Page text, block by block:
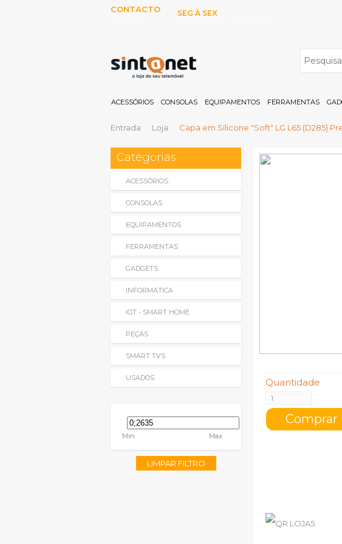
CONTACTO
SEG À SEX
ACESSÓRIOS CONSOLAS EQUIPAMENTOS FERRAMENTAS
Entrada Loja Capa em Silicone "Soft" LG L65 (D285)
Categorias
ACESSÓRIOS
CONSOLAS
EQUIPAMENTOS
FERRAMENTAS
GADGETS
INFORMATICA
IOT - SMART HOME
PEÇAS
SMART TVS
USADOS
Min Max
LIMPAR FILTRO
Quantidade